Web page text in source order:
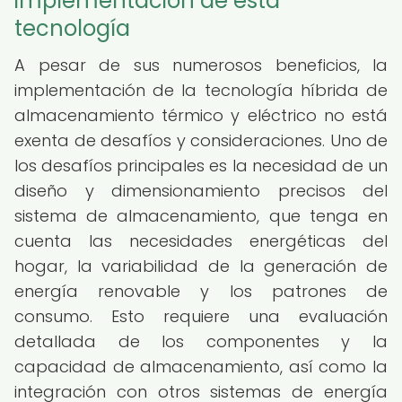
tecnología
A pesar de sus numerosos beneficios, la
implementación de la tecnología híbrida de
almacenamiento térmico y eléctrico no está
exenta de desafíos y consideraciones. Uno de
los desafíos principales es la necesidad de un
diseño y dimensionamiento precisos del
sistema de almacenamiento, que tenga en
cuenta las necesidades energéticas del
hogar, la variabilidad de la generación de
energía renovable y los patrones de
consumo. Esto requiere una evaluación
detallada de los componentes y la
capacidad de almacenamiento, así como la
integración con otros sistemas de energía